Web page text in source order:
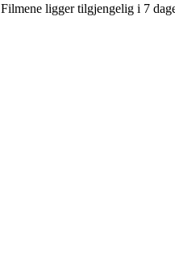
Filmene ligger tilgjengelig i 7